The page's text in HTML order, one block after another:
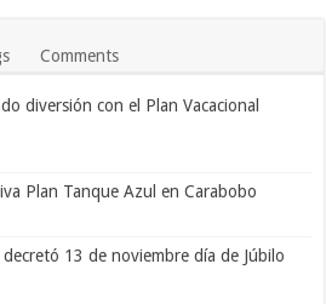
Comments
diversión con el Plan Vacacional
Plan Tanque Azul en Carabobo
13 de noviembre día de Júbilo